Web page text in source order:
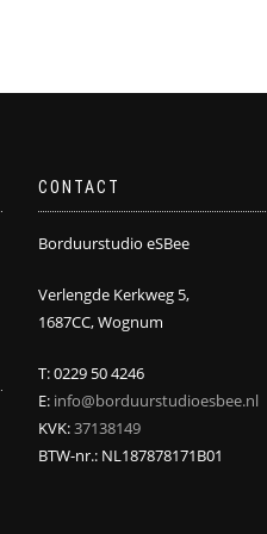
CONTACT
Borduurstudio eSBee
Verlengde Kerkweg 5,
1687CC, Wognum
T: 0229 50 4246
E: info@borduurstudioesbee.nl
KVK:37138149
BTW-nr.: NL187878171B01